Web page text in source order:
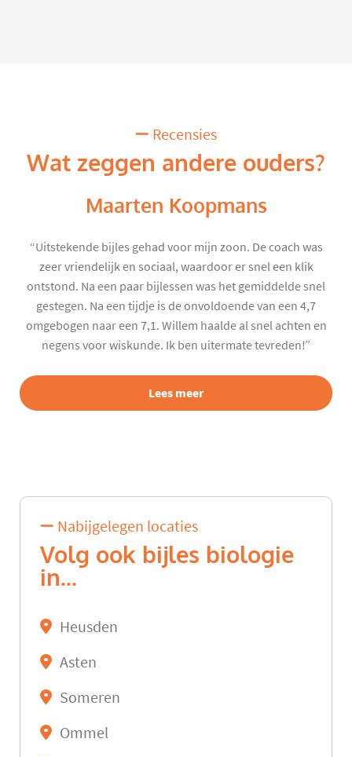
Recensies
Wat zeggen andere ouders?
Maarten Koopmans
“Uitstekende bijles gehad voor mijn zoon. De coach was
zeer vriendelijk en sociaal, waardoor er snel een klik
ontstond. Na een paar bijlessen was het gemiddelde snel
gestegen. Na een tijdje is de onvoldoende van een 4,7
omgebogen naar een 7,1. Willem haalde al snel achten en
negens voor wiskunde. Ik ben uitermate tevreden!”
Lees meer
Nabijgelegen locaties
Volg ook bijles biologie
in...
Heusden
Asten
Someren
Ommel